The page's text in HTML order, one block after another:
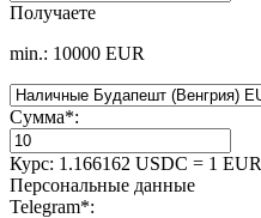
Получаете
min.: 10000 EUR
Сумма*:
Курс: 1.166162 USDC = 1 EUR
Персональные данные
Telegram*: